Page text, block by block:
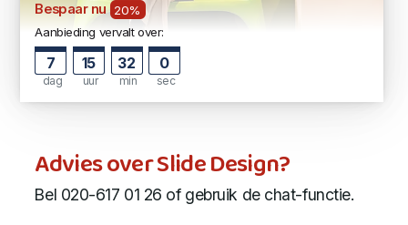
Bespaar nu 20%
Aanbieding vervalt over:
7
dag
15
uur
31
min
59
sec
Advies over Slide Design?
Bel 020-617 01 26 of gebruik de chat-functie.